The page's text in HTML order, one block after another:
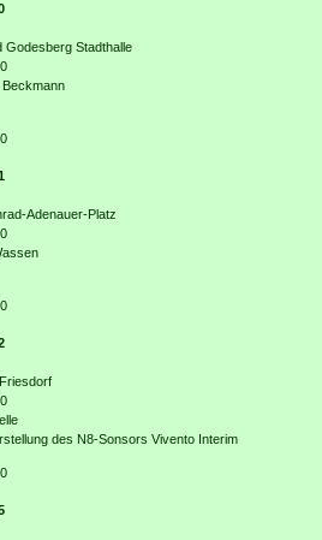
Godesberg Stadthalle
Adenauer-Platz
des N8-Sonsors Vivento Interim